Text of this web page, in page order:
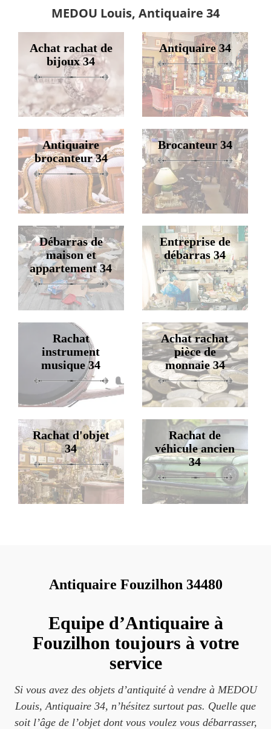
MEDOU Louis, Antiquaire 34
Achat rachat de
bijoux 34
Antiquaire 34
Antiquaire
brocanteur 34
Brocanteur 34
Débarras de
maison et
appartement 34
Entreprise de
débarras 34
Rachat
instrument
musique 34
Achat rachat
pièce de
monnaie 34
Rachat d'objet
34
Rachat de
véhicule ancien
34
Antiquaire Fouzilhon 34480
Equipe d’Antiquaire à
Fouzilhon toujours à votre
service
Si vous avez des objets d’antiquité à vendre à MEDOU
Louis, Antiquaire 34, n’hésitez surtout pas. Quelle que
soit l’âge de l’objet dont vous voulez vous débarrasser,